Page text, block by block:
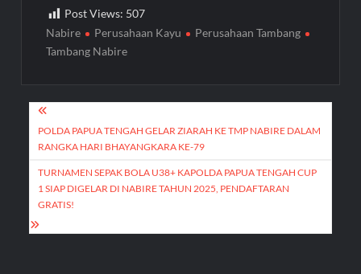
Post Views: 507
Nabire
Perusahaan Kayu
Perusahaan Tambang
Tambang Nabire
Post
navigation
POLDA PAPUA TENGAH GELAR ZIARAH KE TMP NABIRE DALAM
RANGKA HARI BHAYANGKARA KE-79
TURNAMEN SEPAK BOLA U38+ KAPOLDA PAPUA TENGAH CUP
1 SIAP DIGELAR DI NABIRE TAHUN 2025, PENDAFTARAN
GRATIS!